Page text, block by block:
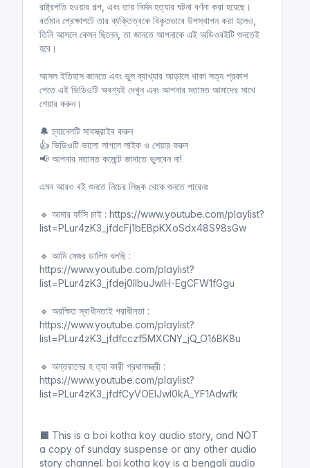
রাষ্ট্রপতি হওয়ার গল্প, এবং তার নির্মম হত্যার ঘটনা বর্ণনা করা হয়েছে।
বর্তমান প্রেক্ষাপটে তার ব্যক্তিত্বকে বিকৃতভাবে উপস্থাপন করা হলেও,
তিনি আসলে কেমন ছিলেন, তা জানতে আপনাকে এই অডিওবইটি শুনতেই
হবে।
আসল ইতিহাস জানতে এবং ভুল ব্যাখ্যার আড়ালে থাকা সত্য প্রকাশ
পেতে এই ভিডিওটি অবশ্যই দেখুন এবং আপনার মতামত আমাদের সাথে
শেয়ার করুন।
🔔 চ্যানেলটি সাবস্ক্রাইব করুন
👍 ভিডিওটি ভালো লাগলে লাইক ও শেয়ার করুন
📢 আপনার মতামত কমেন্টে জানাতে ভুলবেন না!
এমন আরও বই শুনতে নিচের লিঙ্ক থেকে শুনতে পারেনঃ
🔹 আমার ফাঁসি চাই : https://www.youtube.com/playlist?
list=PLur4zK3_jfdcFj1bEBpKXoSdx48S98sGw
🔹 আমি মেজর ডালিম বলছি :
https://www.youtube.com/playlist?
list=PLur4zK3_jfdej0llbuJwIH-EgCFW1fGgu
🔹 অরক্ষিত স্বাধীনতাই পরাধীনতা :
https://www.youtube.com/playlist?
list=PLur4zK3_jfdfcczf5MXCNY_jQ_O16BK8u
🔹 অন্তরালের হ ত্যা কারী প্রধানমন্ত্রী :
https://www.youtube.com/playlist?
list=PLur4zK3_jfdfCyVOElJwl0kA_YF1Adwfk
⬛ This is a boi kotha koy audio story, and NOT
a copy of sunday suspense or any other audio
story channel. boi kotha koy is a bengali audio